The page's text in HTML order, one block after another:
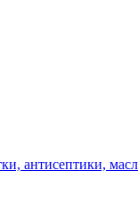
антисептики,